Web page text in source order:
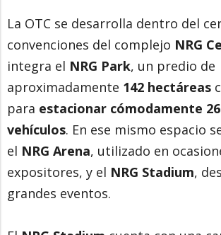
La OTC se desarrolla dentro del
convenciones del complejo NRG
integra el NRG Park, un predio de
aproximadamente 142 hectáreas
para estacionar cómodamente
vehículos. En ese mismo espacio
el NRG Arena, utilizado en
expositores, y el NRG Stadium,
grandes eventos.